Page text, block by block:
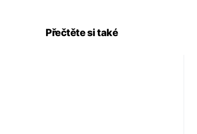
Přečtěte si také